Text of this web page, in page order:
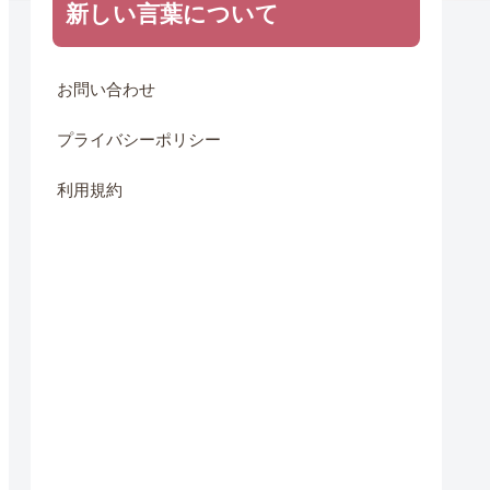
新しい言葉について
お問い合わせ
プライバシーポリシー
利用規約